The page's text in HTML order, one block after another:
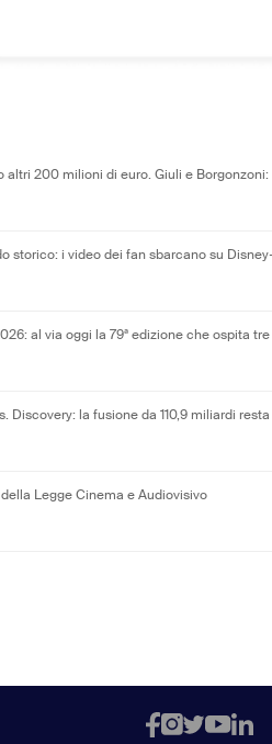
altri 200 milioni di euro. Giuli e Borgonzoni:
storico: i video dei fan sbarcano su
al via oggi la 79ª edizione che ospita
Discovery: la fusione da 110,9 miliardi
Legge Cinema e Audiovisivo